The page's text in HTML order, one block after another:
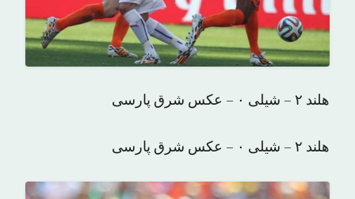
هلند ۲ – شیلی ۰ – عکس شرق پارسی
هلند ۲ – شیلی ۰ – عکس شرق پارسی